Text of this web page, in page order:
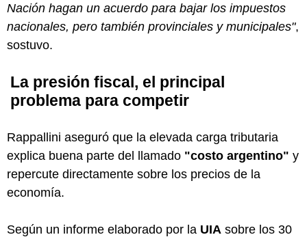
Nación hagan un acuerdo para bajar los impuestos
nacionales, pero también provinciales y municipales",
sostuvo.
La presión fiscal, el principal
problema para competir
Rappallini aseguró que la elevada carga tributaria
explica buena parte del llamado "costo argentino" y
repercute directamente sobre los precios de la
economía.
Según un informe elaborado por la UIA sobre los 30